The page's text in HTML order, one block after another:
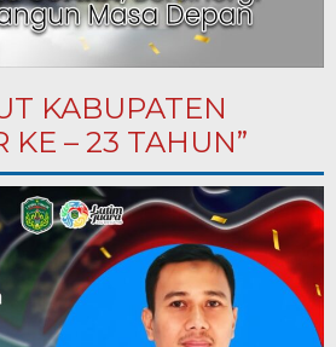
KABUPATEN
– 23 TAHUN”